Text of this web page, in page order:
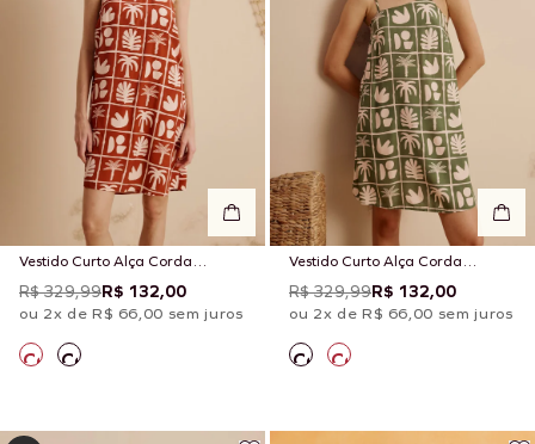
Vestido Curto Alça Corda
Estampado Ybyra
R$ 329,99R$ 132,00
ou 2x de R$ 66,00 sem juros
Vestido Curto Alça Corda
Estampado Ybyra
R$ 329,99R$ 132,00
ou 2x de R$ 66,00 sem juros